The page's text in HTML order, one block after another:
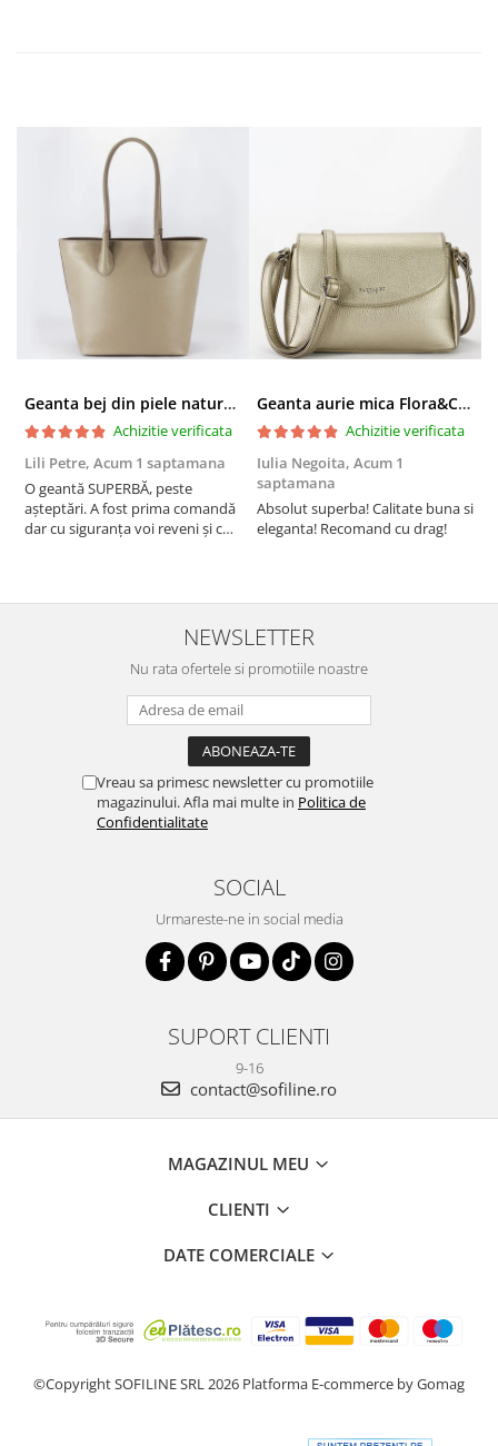
Geanta bej din piele naturala 8966 123
Achizitie verificata
Lili Petre, Acum 1 saptamana
O geantă SUPERBĂ, peste
așteptări. A fost prima comandă
dar cu siguranța voi reveni și cu
doua zi). RECOMAND SOFILINE!!!
Geanta aurie mica Flora&CO Paris H6930 16
Achizitie verificata
Iulia Negoita, Acum 1
saptamana
Absolut superba! Calitate buna si
eleganta! Recomand cu drag!
NEWSLETTER
Nu rata ofertele si promotiile noastre
Vreau sa primesc newsletter cu promotiile
magazinului. Afla mai multe in Politica de
Confidentialitate
SOCIAL
Urmareste-ne in social media
SUPORT CLIENTI
9-16
contact@sofiline.ro
MAGAZINUL MEU
CLIENTI
DATE COMERCIALE
©Copyright SOFILINE SRL 2026 Platforma E-commerce by Gomag